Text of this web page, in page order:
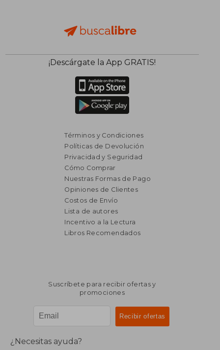
$ 6.159
$ 3.695
¡Descárgate la App GRATIS!
Términos y Condiciones
Políticas de Devolución
Privacidad y Seguridad
Cómo Comprar
Nuestras Formas de Pago
Opiniones de Clientes
Costos de Envío
Lista de autores
Incentivo a la Lectura
Libros Recomendados
Suscríbete para recibir ofertas y
promociones
¿Necesitas ayuda?